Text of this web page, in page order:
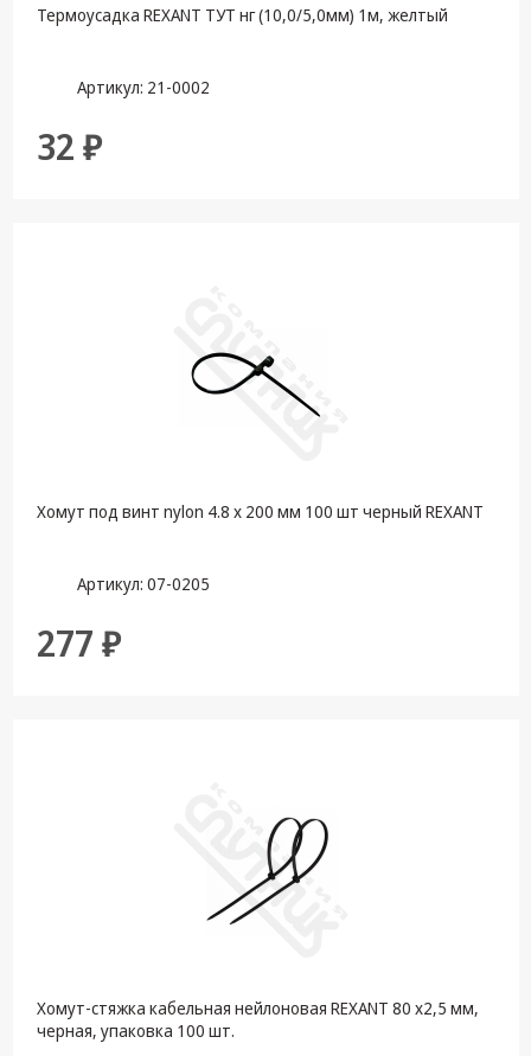
Термоусадка REXANT ТУТ нг (10,0/5,0мм) 1м, желтый
Артикул: 21-0002
32 ₽
Хомут под винт nylon 4.8 х 200 мм 100 шт черный REXANT
Артикул: 07-0205
277 ₽
Хомут-стяжка кабельная нейлоновая REXANT 80 x2,5 мм,
черная, упаковка 100 шт.